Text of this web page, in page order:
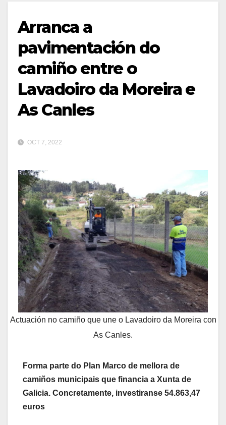
Arranca a
pavimentación do
camiño entre o
Lavadoiro da Moreira e
As Canles
OCT 7, 2022
Actuación no camiño que une o Lavadoiro da Moreira con
As Canles.
Forma parte do Plan Marco de mellora de
camiños municipais que financia a Xunta de
Galicia. Concretamente, investiranse 54.863,47
euros